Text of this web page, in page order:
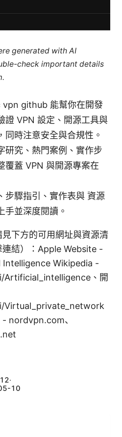
generated with AI
check important details
vpn github 能幫你在開發
證 VPN 設定、開源工具與
同時注意安全與合規性。
研究、熱門案例、實作步
覆蓋 VPN 與開源專案在
步驟指引、實作表與 資源
手並深度閱讀。
下方的可用網址與資源清
連結）：Apple Website -
Wikipedia -
、開
Virtual_private_network
nordvpn.com、
·
10